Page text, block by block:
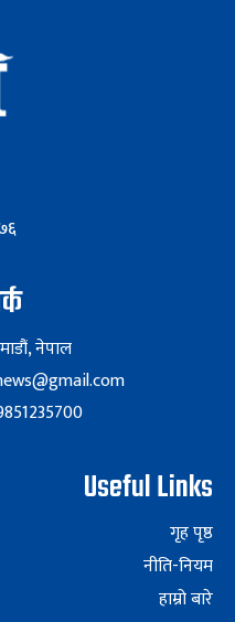
नेपाल
Useful Links
गृह पृष्ठ
नीति-नियम
हाम्रो बारे